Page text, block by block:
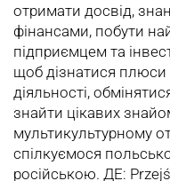
отримати досвід,
фінансами, побути
підприємцем та
щоб дізнатися плюси
діяльності,
знайти цікавих
мультикультурному
спілкуємося
російською. ДЕ: